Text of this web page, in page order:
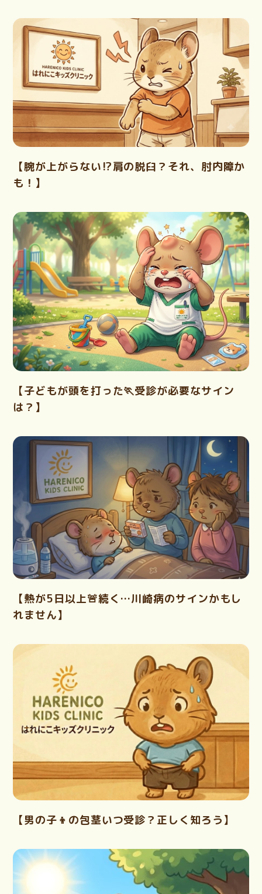
【腕が上がらない⁉肩の脱臼？それ、肘内障か
も！】
【子どもが頭を打った🏃受診が必要なサイン
は？】
【熱が5日以上🚨続く…川崎病のサインかもし
れません】
【男の子👦の包茎いつ受診？正しく知ろう】